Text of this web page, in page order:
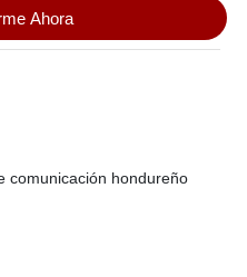
Ahora
comunicación hondureño